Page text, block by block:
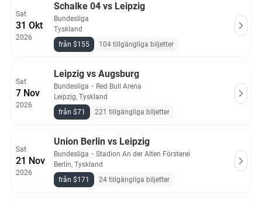
Sat
31 Okt
2026
Schalke 04 vs Leipzig
Bundesliga
Tyskland
från $155
104 tillgängliga biljetter
Sat
7 Nov
2026
Leipzig vs Augsburg
Bundesliga ・ Red Bull Arena
Leipzig, Tyskland
från $71
221 tillgängliga biljetter
Sat
21 Nov
2026
Union Berlin vs Leipzig
Bundesliga ・ Stadion An der Alten Försterei
Berlin, Tyskland
från $171
24 tillgängliga biljetter